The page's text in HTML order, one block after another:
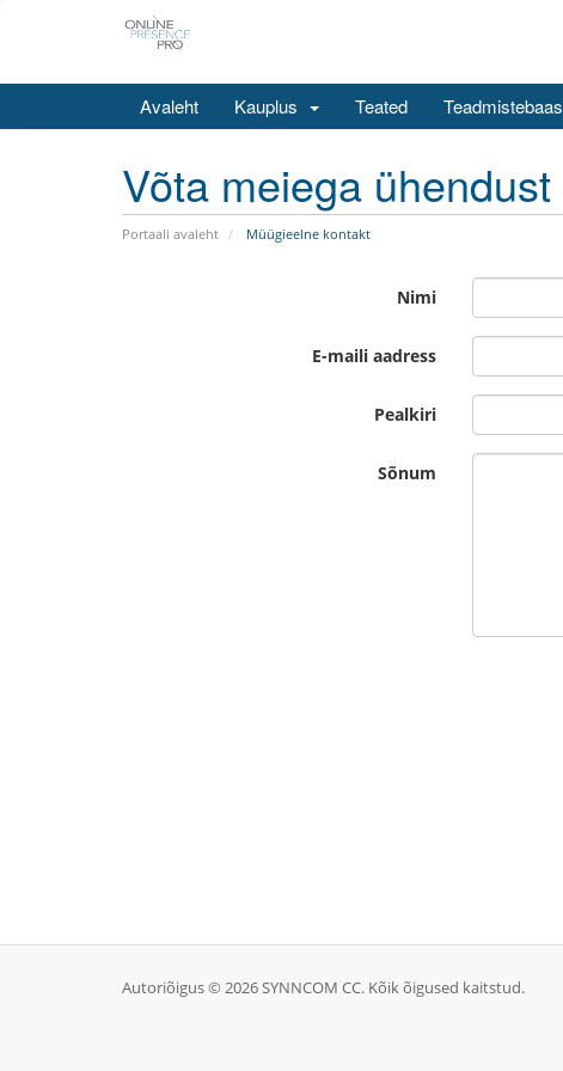
Avaleht Kauplus Teated Teadmistebaas
Võta meiega ühendust
Portaali avaleht Müügieelne kontakt
Nimi
E-maili aadress
Pealkiri
Sõnum
Autoriõigus © 2026 SYNNCOM CC. Kõik õigused kaitstud.